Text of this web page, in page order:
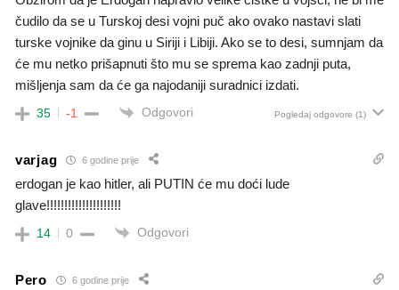
čudilo da se u Turskoj desi vojni puč ako ovako nastavi slati
turske vojnike da ginu u Siriji i Libiji. Ako se to desi, sumnjam da
će mu netko prišapnuti što mu se sprema kao zadnji puta,
mišljenja sam da će ga najodaniji suradnici izdati.
35 -1 Odgovori Pogledaj odgovore (1)
varjag 6 godine prije
erdogan je kao hitler, ali PUTIN će mu doći lude
glave!!!!!!!!!!!!!!!!!!!!!
14 0 Odgovori
Pero 6 godine prije